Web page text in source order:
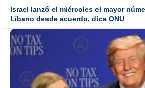
Israel lanzó el miércoles el mayor
Líbano desde acuerdo, dice ONU